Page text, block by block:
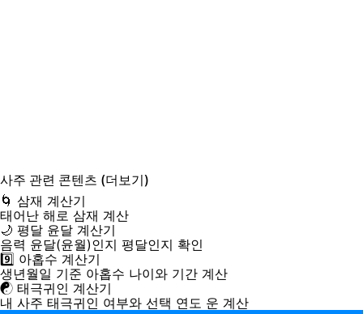
사주 관련 콘텐츠 (더보기)
🌀 삼재 계산기
태어난 해로 삼재 계산
🌙 평달 윤달 계산기
음력 윤달(윤월)인지 평달인지 확인
9️⃣ 아홉수 계산기
생년월일 기준 아홉수 나이와 기간 계산
☯️ 태극귀인 계산기
내 사주 태극귀인 여부와 선택 연도 운 계산